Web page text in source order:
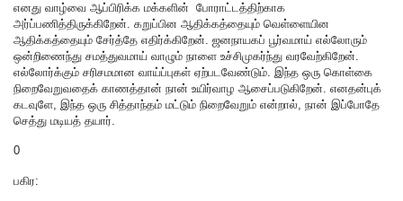
எனது வாழ்வை ஆப்பிரிக்க மக்களின் போராட்டத்திற்காக
அர்ப்பணித்திருக்கிறேன். கறுப்பின ஆதிக்கத்தையும் வெள்ளையின
ஆதிக்கத்தையும் சேர்த்தே எதிர்க்கிறேன். ஜனநாயகப் பூர்வமாய் எல்லோரும்
ஒன்றிணைந்து சமத்துவமாய் வாழும் நாளை உச்சிமுகர்ந்து வரவேற்கிறேன்.
எல்லோர்க்கும் சரிசமமான வாய்ப்புகள் ஏற்படவேண்டும். இந்த ஒரு கொள்கை
நிறைவேறுவதைக் காணத்தான் நான் உயிர்வாழ ஆசைப்படுகிறேன். எனதன்புக்
கடவுளே, இந்த ஒரு சித்தாந்தம் மட்டும் நிறைவேறும் என்றால், நான் இப்போதே
செத்து மடியத் தயார்.
0
பகிர: